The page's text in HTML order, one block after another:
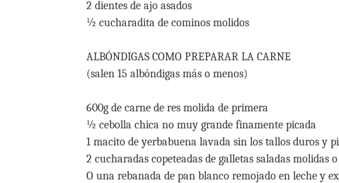
2 dientes de ajo asados
½ cucharadita de cominos molidos
ALBÓNDIGAS COMO PREPARAR LA CARNE
(salen 15 albóndigas más o menos)
600g de carne de res molida de primera
½ cebolla chica no muy grande finamente picada
1 macito de yerbabuena lavada sin los tallos duros y
2 cucharadas copeteadas de galletas saladas molidas
O una rebanada de pan blanco remojado en leche y